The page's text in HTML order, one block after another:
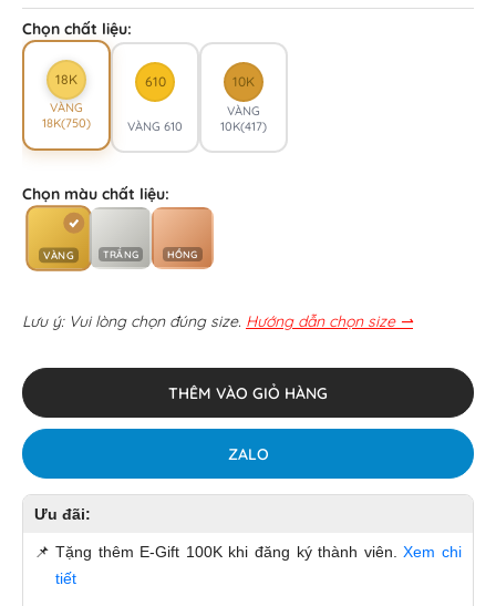
Chọn chất liệu:
18K
VÀNG
18K(750)
610
VÀNG 610
10K
VÀNG
10K(417)
Chọn màu chất liệu:
VÀNG TRẮNG HỒNG
Lưu ý: Vui lòng chọn đúng size. Hướng dẫn chọn size ⇀
THÊM VÀO GIỎ HÀNG
ZALO
Ưu đãi:
📌 Tặng thêm E-Gift 100K khi đăng ký thành viên.Xem chi
tiết